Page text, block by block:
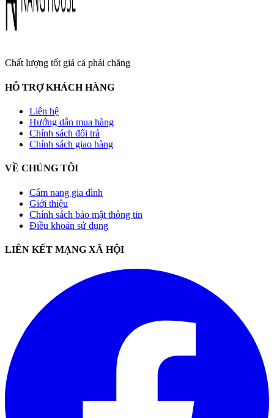
Chất lượng tốt giá cả phải chăng
HỖ TRỢ KHÁCH HÀNG
Liên hệ
Hướng dẫn mua hàng
Chính sách đổi trả
Chính sách giao hàng
VỀ CHÚNG TÔI
Cẩm nang gia đình
Giới thiệu
Chính sách bảo mật thông tin
Điều khoản sử dụng
LIÊN KẾT MẠNG XÃ HỘI